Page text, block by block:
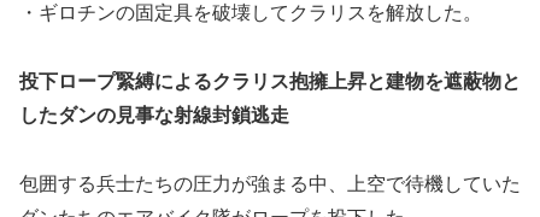
・ギロチンの固定具を破壊してクラリスを解放した。
投下ロープ緊縛によるクラリス抱擁上昇と建物を遮蔽物と
したダンの見事な射線封鎖逃走
包囲する兵士たちの圧力が強まる中、上空で待機していた